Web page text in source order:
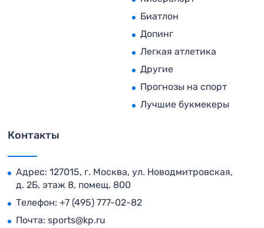
Биатлон
Допинг
Легкая атлетика
Другие
Прогнозы на спорт
Лучшие букмекеры
Контакты
Адрес: 127015, г. Москва, ул. Новодмитровская,
д. 2Б, этаж 8, помещ. 800
Телефон: +7 (495) 777-02-82
Почта: sports@kp.ru